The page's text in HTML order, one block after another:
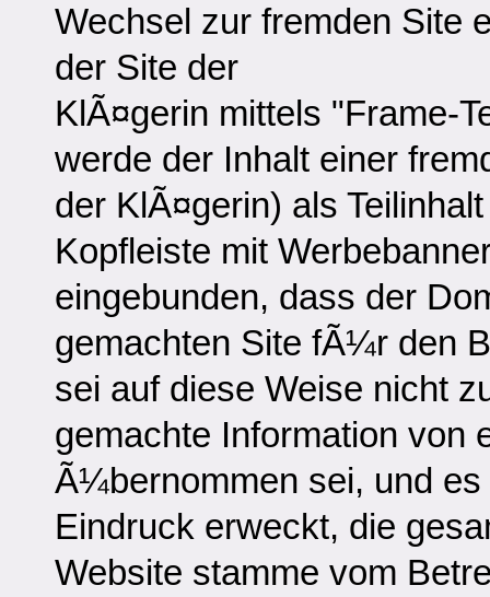
Wechsel zur fremden Site
der Site der
KlÃ¤gerin mittels "Frame-
werde der Inhalt einer
der KlÃ¤gerin) als
Kopfleiste mit
eingebunden, dass der
gemachten Site fÃ¼r den
sei auf diese Weise nicht
gemachte Information von
Ã¼bernommen sei, und
Eindruck erweckt, die
Website stamme vom